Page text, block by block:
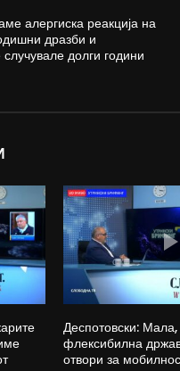
алергиска реакција на
дразби и
долги години
Деспотовски:
флексибилна
отвори за